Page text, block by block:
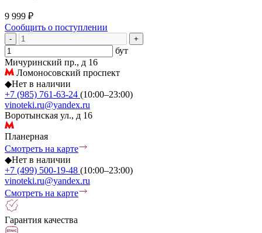
9 999 ₽
Сообщить о поступлении
- +
бут
Мичуринский пр., д 16
Ломоносовский проспект
◆Нет в наличии
+7 (985) 761-63-24 (10:00–23:00)
vinoteki.ru@yandex.ru
Воротынская ул., д 16
Планерная
Смотреть на карте
◆Нет в наличии
+7 (499) 500-19-48 (10:00–23:00)
vinoteki.ru@yandex.ru
Смотреть на карте
Гарантия качества